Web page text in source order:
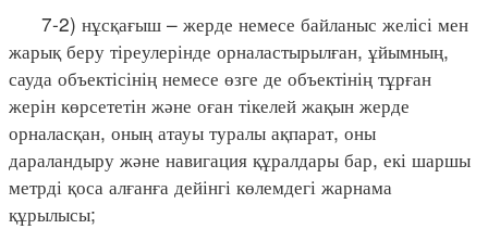
7-2) нұсқағыш – жерде немесе байланыс желісі мен
жарық беру тіреулерінде орналастырылған, ұйымның,
сауда объектісінің немесе өзге де объектінің тұрған
жерін көрсететін және оған тікелей жақын жерде
орналасқан, оның атауы туралы ақпарат, оны
дараландыру және навигация құралдары бар, екі шаршы
метрді қоса алғанға дейінгі көлемдегі жарнама
құрылысы;